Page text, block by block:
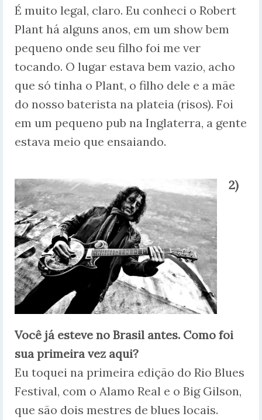
É muito legal, claro. Eu conheci o Robert
Plant há alguns anos, em um show bem
pequeno onde seu filho foi me ver
tocando. O lugar estava bem vazio, acho
que só tinha o Plant, o filho dele e a mãe
do nosso baterista na plateia (risos). Foi
em um pequeno pub na Inglaterra, a gente
estava meio que ensaiando.
2)
Você já esteve no Brasil antes. Como foi
sua primeira vez aqui?
Eu toquei na primeira edição do Rio Blues
Festival, com o Alamo Real e o Big Gilson,
que são dois mestres de blues locais.